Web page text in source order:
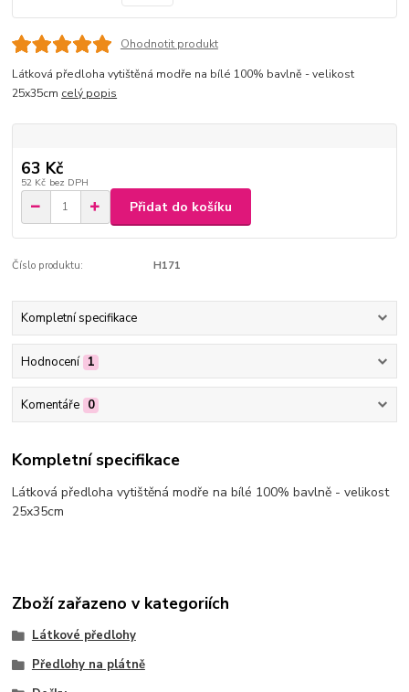
Ohodnotit produkt
Látková předloha vytištěná modře na bílé 100% bavlně - velikost
25x35cm celý popis
63 Kč
52 Kč bez DPH
Přidat do košíku
Číslo produktu: H171
Kompletní specifikace
Hodnocení 1
Komentáře 0
Kompletní specifikace
Látková předloha vytištěná modře na bílé 100% bavlně - velikost
25x35cm
Zboží zařazeno v kategoriích
Látkové předlohy
Předlohy na plátně